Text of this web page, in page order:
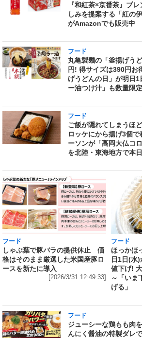
『和紅茶×京番茶』ブ
しみを提案する「紅の
がAmazonでも販売中
フード
丸亀製麺の「釜揚げう
円! 得サイズは390円お
げうどんの日」が明日
ー油つけ汁」も数量限
フード
ご飯が隠れてしまうほ
ロッケにから揚げ3個
ーソンが「高岡大仏コ
を北陸・東海地方で本
フード
しゃぶ葉で豚バラの提供休止 価
格はそのまま厳選した米国産豚ロ
ースを新たに導入
[2026/3/31 12:49:33]
フード
ほっかほ
日1日(水
値下げ!
～「いま
げる」
フード
ジューシーな鶏もも肉
んにく醤油の特製ダレ